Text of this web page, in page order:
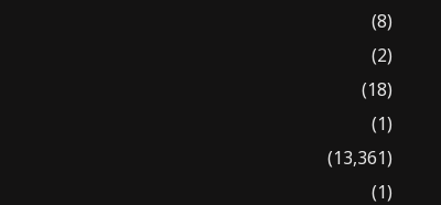
(8)
(2)
(18)
(1)
(13,361)
(1)